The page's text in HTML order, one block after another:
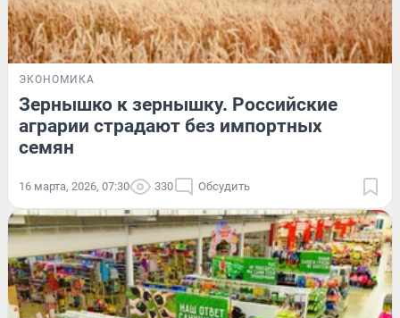
ЭКОНОМИКА
Зернышко к зернышку. Российские
аграрии страдают без импортных
семян
16 марта, 2026, 07:30 330 Обсудить